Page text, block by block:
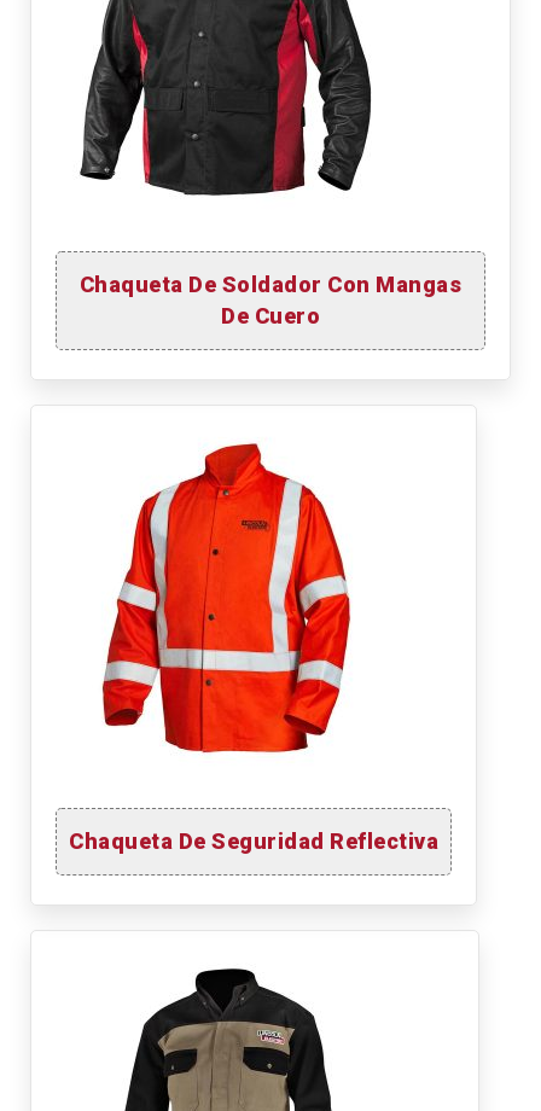
Chaqueta De Soldador Con Mangas
De Cuero
Chaqueta De Seguridad Reflectiva